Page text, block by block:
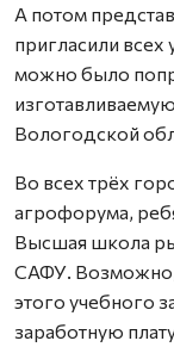
А потом
пригласили всех
можно было
Вологодской
Во всех трёх
агрофорума,
Высшая школа
САФУ. Возможно,
этого учебного
заработную